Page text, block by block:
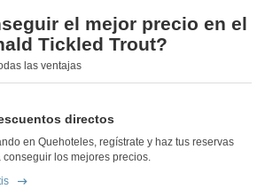
el mejor precio en el
Tickled Trout?
las ventajas
directos
en Quehoteles, regístrate y haz tus reservas
conseguir los mejores precios.